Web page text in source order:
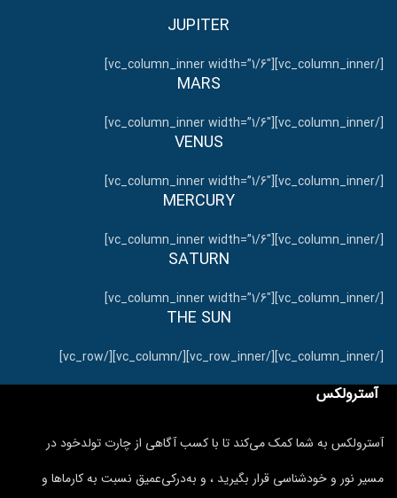
JUPITER
[/vc_column_inner][vc_column_inner width=”1/6″]
MARS
[/vc_column_inner][vc_column_inner width=”1/6″]
VENUS
[/vc_column_inner][vc_column_inner width=”1/6″]
MERCURY
[/vc_column_inner][vc_column_inner width=”1/6″]
SATURN
[/vc_column_inner][vc_column_inner width=”1/6″]
THE SUN
[/vc_column_inner][/vc_row_inner][/vc_column][/vc_row]
آسترولکس
آسترولکس به شما کمک می‌کند تا با کسب آگاهی از چارت تولدخود در
مسیر نور و خودشناسی قرار بگیرید ، و به‌درکی‌عمیق نسبت به کارماها و